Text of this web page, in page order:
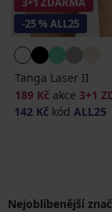
-25 % ALL25
Tanga Laser II
189 Kč akce 3+1
142 Kč kód ALL25
Nejoblíbenější